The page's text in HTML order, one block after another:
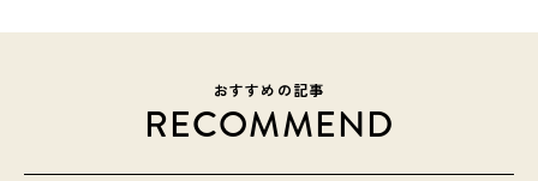
おすすめの記事
RECOMMEND